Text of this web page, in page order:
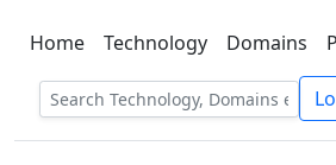
C LIEN T
Home Technology Domains